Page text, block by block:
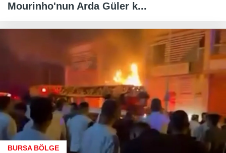
Mourinho'nun Arda Güler k...
BURSA BÖLGE